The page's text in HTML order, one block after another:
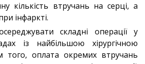
кількість втручань на серці, а
інфаркті.
складні операції у
із найбільшою хірургічною
того, оплата окремих втручань